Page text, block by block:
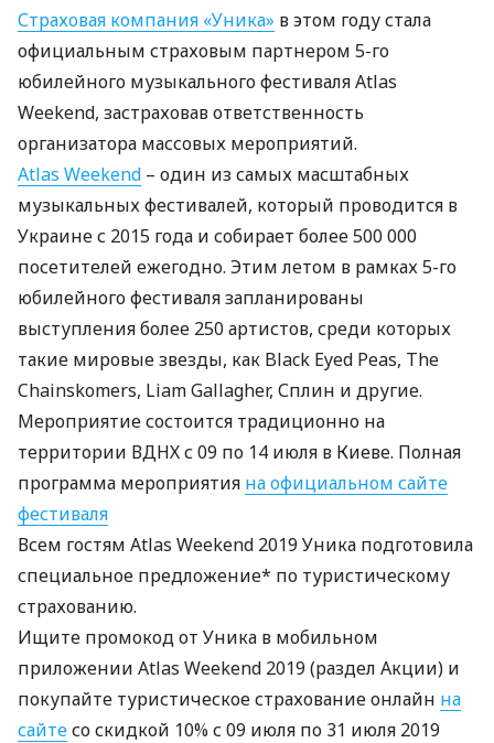
Страховая компания «Уника» в этом году стала
официальным страховым партнером 5-го
юбилейного музыкального фестиваля Atlas
Weekend, застраховав ответственность
организатора массовых мероприятий.
Atlas Weekend – один из самых масштабных
музыкальных фестивалей, который проводится в
Украине с 2015 года и собирает более 500 000
посетителей ежегодно. Этим летом в рамках 5-го
юбилейного фестиваля запланированы
выступления более 250 артистов, среди которых
такие мировые звезды, как Black Eyed Peas, The
Chainskomers, Liam Gallagher, Сплин и другие.
Мероприятие состоится традиционно на
территории ВДНХс 09 по 14 июля в Киеве. Полная
программа мероприятия на официальном сайте
фестиваля
Всем гостям Atlas Weekend 2019 Уника подготовила
специальное предложение* по туристическому
страхованию.
Ищите промокод от Уника в мобильном
приложении Atlas Weekend 2019 (раздел Акции) и
покупайте туристическое страхование онлайн на
сайтесо скидкой 10% с 09 июля по 31 июля 2019